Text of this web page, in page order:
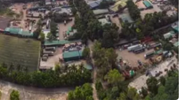
Việt Nam
điện tử số 483/GP-BTTTT